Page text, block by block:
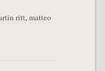
ritt,matteo